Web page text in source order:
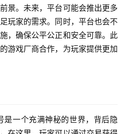
景。未来，平台可能会推出更多
玩家的需求。同时，平台也会不
，确保公平公正和安全可靠。此
游戏厂商合作，为玩家提供更加
是一个充满神秘的世界，背后隐